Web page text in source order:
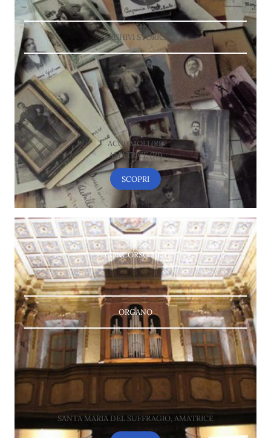
ARCHIVI STORICI
ACCUMOLI (RI)
AMATRICE (RI)
SCOPRI
CONCORSO 2021
ORGANO
SANTA MARIA DEL SUFFRAGIO, AMATRICE